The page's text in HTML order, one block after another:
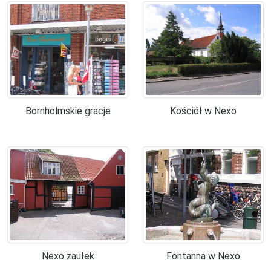
Bornholmskie gracje Kościół w Nexo
Nexo zaułek Fontanna w Nexo